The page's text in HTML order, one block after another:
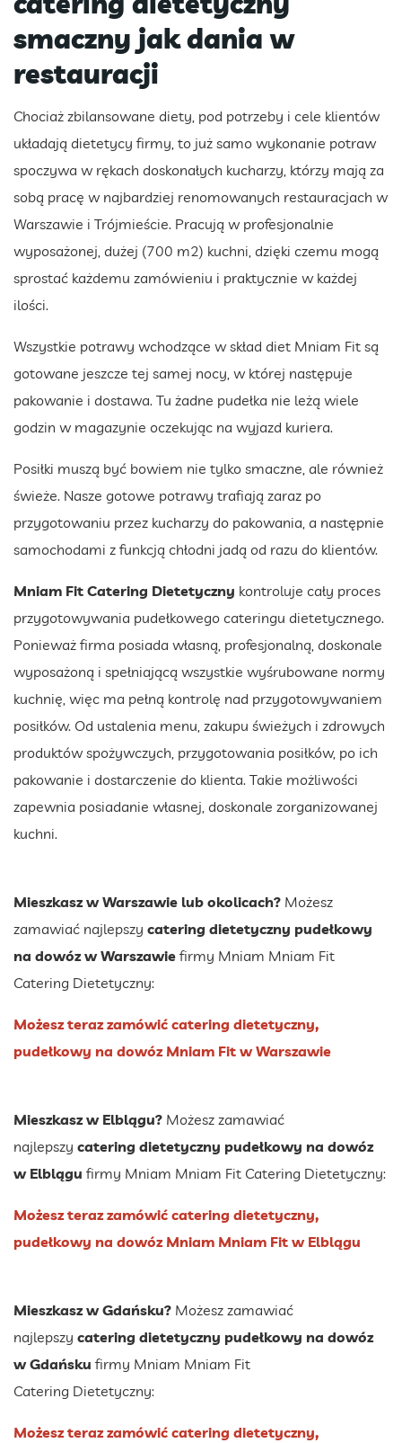
smaczny jak dania w
restauracji
Chociaż zbilansowane diety, pod potrzeby i cele klientów
układają dietetycy firmy, to już samo wykonanie potraw
spoczywa w rękach doskonałych kucharzy, którzy mają za
sobą pracę w najbardziej renomowanych restauracjach w
Warszawie i Trójmieście. Pracują w profesjonalnie
wyposażonej, dużej (700 m2) kuchni, dzięki czemu mogą
sprostać każdemu zamówieniu i praktycznie w każdej
ilości.
Wszystkie potrawy wchodzące w skład diet Mniam Fit są
gotowane jeszcze tej samej nocy, w której następuje
pakowanie i dostawa. Tu żadne pudełka nie leżą wiele
godzin w magazynie oczekując na wyjazd kuriera.
Posiłki muszą być bowiem nie tylko smaczne, ale również
świeże. Nasze gotowe potrawy trafiają zaraz po
przygotowaniu przez kucharzy do pakowania, a następnie
samochodami z funkcją chłodni jadą od razu do klientów.
Mniam Fit Catering Dietetyczny kontroluje cały proces
przygotowywania pudełkowego cateringu dietetycznego.
Ponieważ firma posiada własną, profesjonalną, doskonale
wyposażoną i spełniającą wszystkie wyśrubowane normy
kuchnię, więc ma pełną kontrolę nad przygotowywaniem
posiłków. Od ustalenia menu, zakupu świeżych i zdrowych
produktów spożywczych, przygotowania posiłków, po ich
pakowanie i dostarczenie do klienta. Takie możliwości
zapewnia posiadanie własnej, doskonale zorganizowanej
kuchni.
Mieszkasz w Warszawie lub okolicach? Możesz
zamawiać najlepszy catering dietetyczny pudełkowy
na dowóz w Warszawie firmy Mniam Mniam Fit
Catering Dietetyczny:
Możesz teraz zamówić catering dietetyczny,
pudełkowy na dowóz Mniam Fit w Warszawie
Mieszkasz w Elblągu? Możesz zamawiać
najlepszy catering dietetyczny pudełkowy na dowóz
w Elblągu firmy Mniam Mniam Fit Catering Dietetyczny:
Możesz teraz zamówić catering dietetyczny,
pudełkowy na dowóz Mniam Mniam Fit w Elblągu
Mieszkasz w Gdańsku? Możesz zamawiać
najlepszy catering dietetyczny pudełkowy na dowóz
w Gdańsku firmy Mniam Mniam Fit
Catering Dietetyczny:
Możesz teraz zamówić catering dietetyczny,